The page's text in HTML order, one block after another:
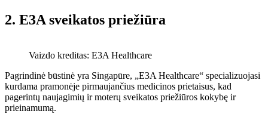
2. E3A sveikatos priežiūra
Vaizdo kreditas: E3A Healthcare
Pagrindinė būstinė yra Singapūre, „E3A Healthcare“ specializuojasi
kurdama pramonėje pirmaujančius medicinos prietaisus, kad
pagerintų naujagimių ir moterų sveikatos priežiūros kokybę ir
prieinamumą.